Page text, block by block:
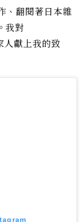
、翻閱著日本雜
我對
獻上我的致